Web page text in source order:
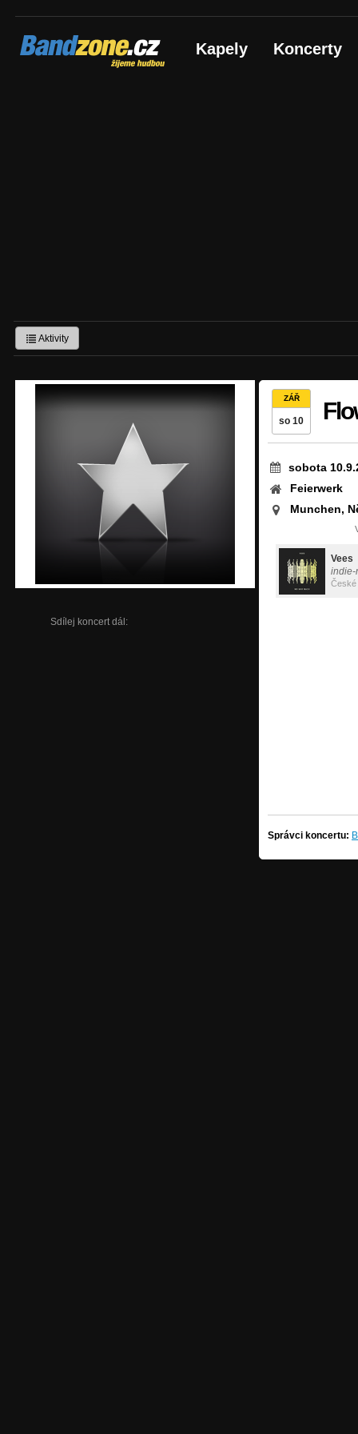
Bandzone.cz
žijeme hudbou Kapely Koncerty
Aktivity
Sdílej koncert dál:
ZÁŘ
so 10
sobota
Feierwerk
Munchen,
Vees
indie-
České
Správci koncertu: